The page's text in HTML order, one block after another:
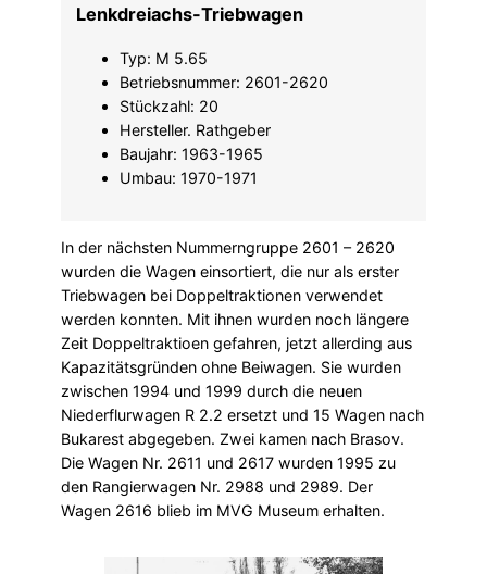
Lenkdreiachs-Triebwagen
Typ: M 5.65
Betriebsnummer: 2601-2620
Stückzahl: 20
Hersteller. Rathgeber
Baujahr: 1963-1965
Umbau: 1970-1971
In der nächsten Nummerngruppe 2601 – 2620
wurden die Wagen einsortiert, die nur als erster
Triebwagen bei Doppeltraktionen verwendet
werden konnten. Mit ihnen wurden noch längere
Zeit Doppeltraktioen gefahren, jetzt allerding aus
Kapazitätsgründen ohne Beiwagen. Sie wurden
zwischen 1994 und 1999 durch die neuen
Niederflurwagen R 2.2 ersetzt und 15 Wagen nach
Bukarest abgegeben. Zwei kamen nach Brasov.
Die Wagen Nr. 2611 und 2617 wurden 1995 zu
den Rangierwagen Nr. 2988 und 2989. Der
Wagen 2616 blieb im MVG Museum erhalten.